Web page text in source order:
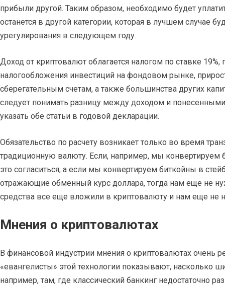
прибыли другой. Таким образом, необходимо будет
останется в другой категории, которая в лучшем случае
урегулирования в следующем году.
Доход от криптовалют облагается налогом по ставке 19%,
налогообложения инвестиций на фондовом рынке,
сберегательным счетам, а также большинства других
следует понимать разницу между доходом и
указать обе статьи в годовой декларации.
Обязательство по расчету возникает только во время
традиционную валюту. Если, например, мы конвертируем
это согласиться, а если мы конвертируем биткойны в
отражающие обменный курс доллара, тогда нам еще не
средства все еще вложили в криптовалюту и нам еще не
Мнения о криптовалютах
В финансовой индустрии мнения о криптовалютах очень
«евангелисты» этой технологии показывают, насколько
например, там, где классический банкинг недостаточно